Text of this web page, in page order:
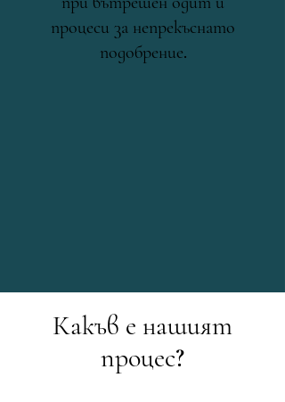
процеси за непрекъснато
подобрение.
Какъв е нашият
процес?